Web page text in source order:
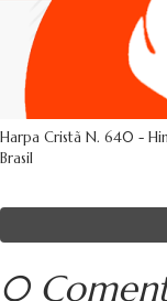
Harpa Cristã N. 640 -
Brasil
0